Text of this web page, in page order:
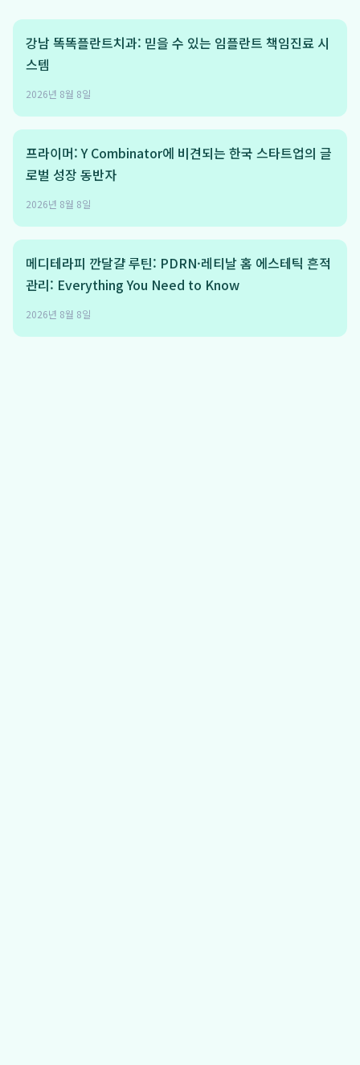
강남 똑똑플란트치과: 믿을 수 있는 임플란트 책임진료 시
스템
2026년 8월 8일
프라이머: Y Combinator에 비견되는 한국 스타트업의 글
로벌 성장 동반자
2026년 8월 8일
메디테라피 깐달걀 루틴: PDRN·레티날 홈 에스테틱 흔적
관리: Everything You Need to Know
2026년 8월 8일